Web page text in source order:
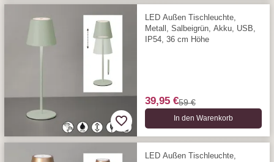
LED Außen Tischleuchte,
Metall, Salbeigrün, Akku, USB,
IP54, 36 cm Höhe
39,95 €59 €
In den Warenkorb
LED Außen Tischleuchte,